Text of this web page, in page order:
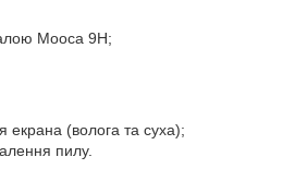
Мооса 9Н;
екрана (волога та суха);
пилу.